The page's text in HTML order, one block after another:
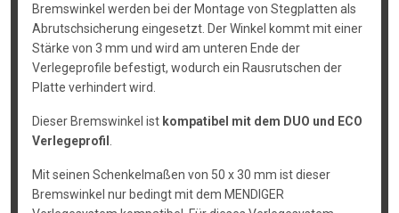
Bremswinkel werden bei der Montage von Stegplatten als
Abrutschsicherung eingesetzt. Der Winkel kommt mit einer
Stärke von 3 mm und wird am unteren Ende der
Verlegeprofile befestigt, wodurch ein Rausrutschen der
Platte verhindert wird.
Dieser Bremswinkel ist kompatibel mit dem DUO und ECO
Verlegeprofil
Mit seinen Schenkelmaßen von 50 x 30 mm ist dieser
Bremswinkel nur bedingt mit dem MENDIGER